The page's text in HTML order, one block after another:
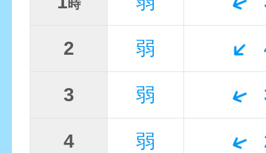
時
2 弱
3 弱
4 弱